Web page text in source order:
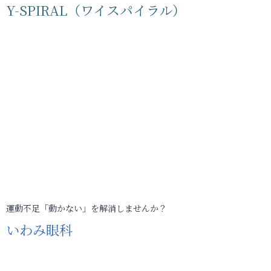
Y-SPIRAL（ワイスパイラル）
運動不足「動かない」を解消しませんか？
いわみ眼科